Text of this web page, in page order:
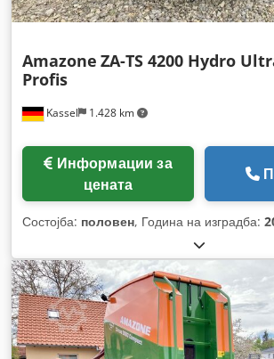
Kassel 1.428 km
Amazone ZA-TS 4200 Hydro
Profis
цената
Состојба: половен, Година на изградба: